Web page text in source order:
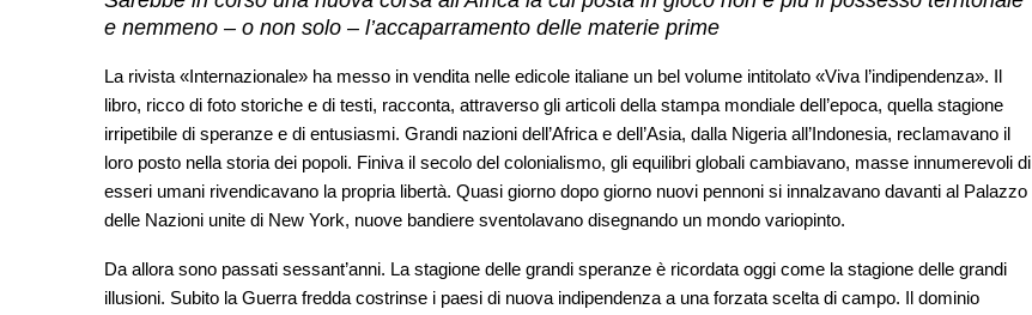
e nemmeno – o non solo – l’accaparramento delle materie prime
La rivista «Internazionale» ha messo in vendita nelle edicole italiane un bel volume intitolato «Viva l’indipendenza». Il
libro, ricco di foto storiche e di testi, racconta, attraverso gli articoli della stampa mondiale dell’epoca, quella stagione
irripetibile di speranze e di entusiasmi. Grandi nazioni dell’Africa e dell’Asia, dalla Nigeria all’Indonesia, reclamavano il
loro posto nella storia dei popoli. Finiva il secolo del colonialismo, gli equilibri globali cambiavano, masse innumerevoli di
esseri umani rivendicavano la propria libertà. Quasi giorno dopo giorno nuovi pennoni si innalzavano davanti al Palazzo
delle Nazioni unite di New York, nuove bandiere sventolavano disegnando un mondo variopinto.
Da allora sono passati sessant’anni. La stagione delle grandi speranze è ricordata oggi come la stagione delle grandi
illusioni. Subito la Guerra fredda costrinse i paesi di nuova indipendenza a una forzata scelta di campo. Il dominio